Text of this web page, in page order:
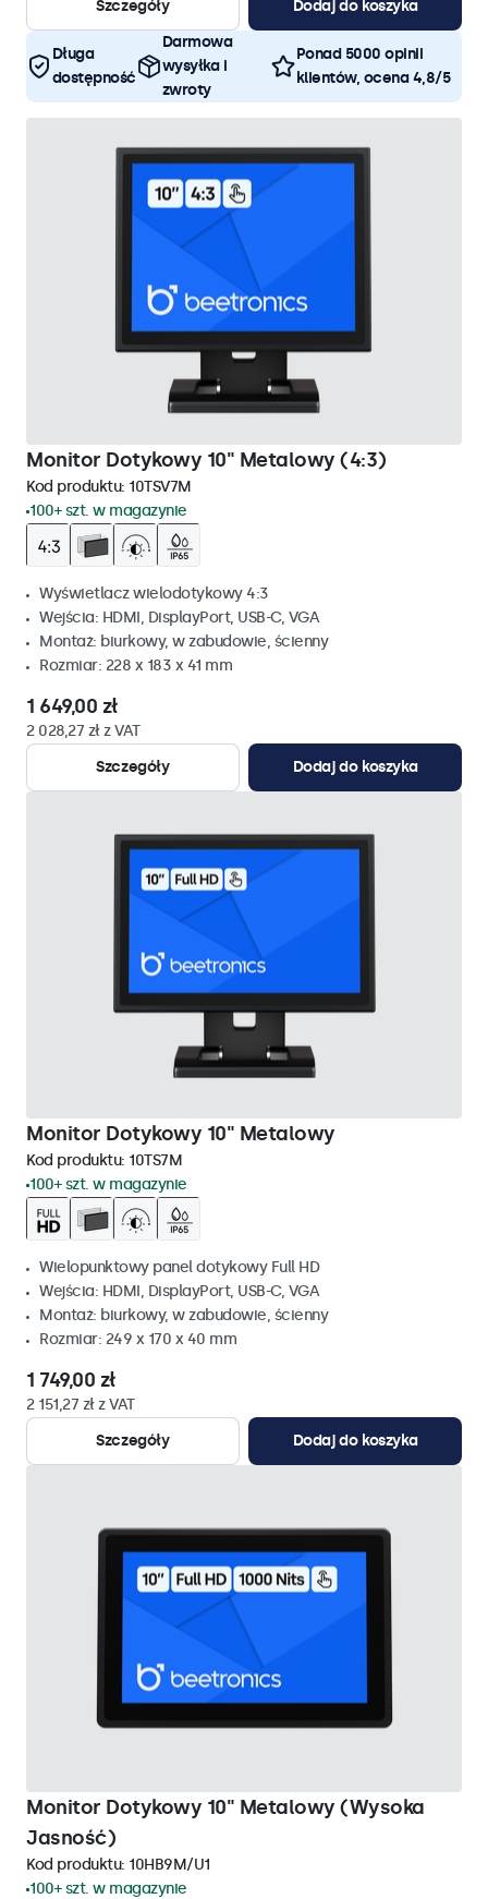
Szczegóły Dodaj do koszyka
Długa
dostępność
Darmowa
wysyłka i
zwroty
Ponad 5000 opinii
klientów, ocena 4,8/5
Monitor Dotykowy 10" Metalowy (4:3)
Kod produktu: 10TSV7M
100+ szt. w magazynie
Wyświetlacz wielodotykowy 4:3
Wejścia: HDMI, DisplayPort, USB-C, VGA
Montaż: biurkowy, w zabudowie, ścienny
Rozmiar: 228 x 183 x 41 mm
1 649,00 zł
2 028,27 zł z VAT
Szczegóły
Dodaj do koszyka
Monitor Dotykowy 10" Metalowy
Kod produktu: 10TS7M
100+ szt. w magazynie
Wielopunktowy panel dotykowy Full HD
Wejścia: HDMI, DisplayPort, USB-C, VGA
Montaż: biurkowy, w zabudowie, ścienny
Rozmiar: 249 x 170 x 40 mm
1 749,00 zł
2 151,27 zł z VAT
Szczegóły
Dodaj do koszyka
Monitor Dotykowy 10" Metalowy (Wysoka
Jasność)
Kod produktu: 10HB9M/U1
100+ szt. w magazynie